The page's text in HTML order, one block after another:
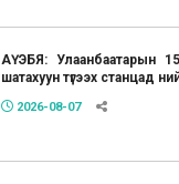
АҮЭБЯ: Улаанбаатарын
шатахуун түгээх станцад
2026-08-07